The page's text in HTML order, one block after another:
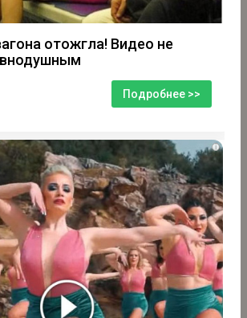
отожгла! Видео не
Подробнее >>
i